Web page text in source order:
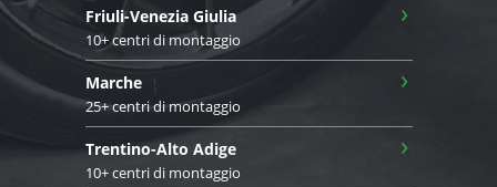
Friuli-Venezia Giulia
10+ centri di montaggio
›
Marche
25+ centri di montaggio
›
Trentino-Alto Adige
10+ centri di montaggio
›